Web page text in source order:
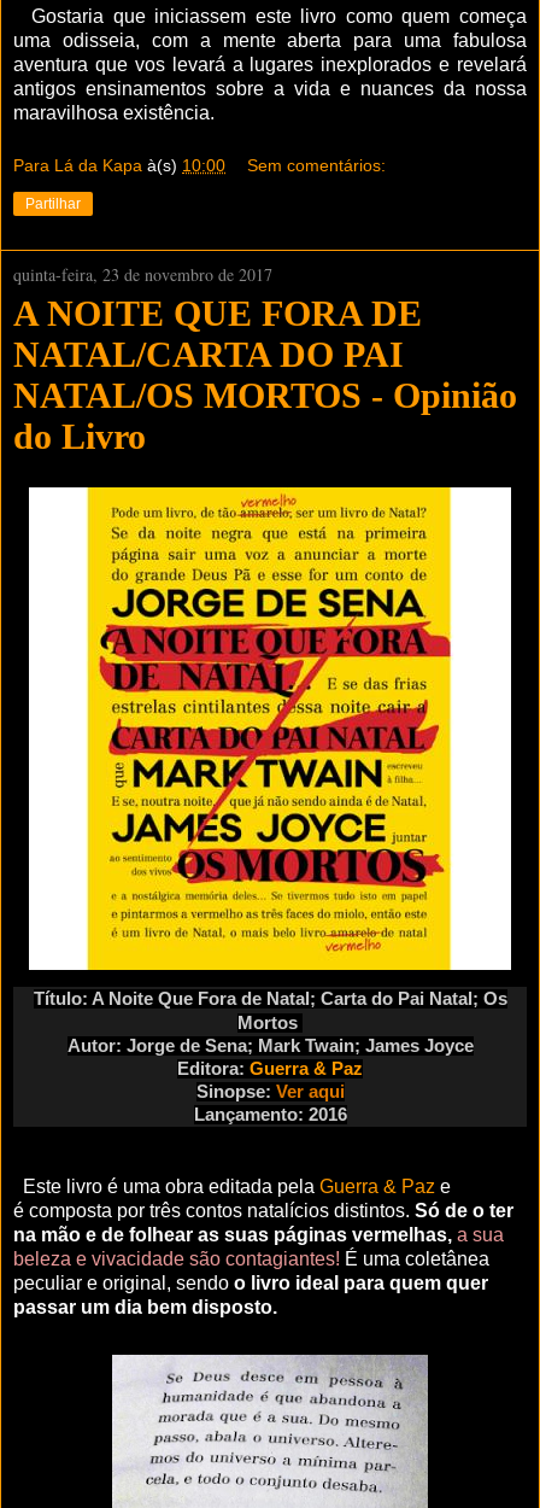
Gostaria que iniciassem este livro como quem começa
uma odisseia, com a mente aberta para uma fabulosa
aventura que vos levará a lugares inexplorados e revelará
antigos ensinamentos sobre a vida e nuances da nossa
maravilhosa existência.
Para Lá da Kapa à(s) 10:00 Sem comentários:
Partilhar
quinta-feira, 23 de novembro de 2017
A NOITE QUE FORA DE
NATAL/CARTA DO PAI
NATAL/OS MORTOS - Opinião
do Livro
Título: A Noite Que Fora de Natal; Carta do Pai Natal; Os
Mortos
Autor: Jorge de Sena; Mark Twain; James Joyce
Editora: Guerra & Paz
Sinopse: Ver aqui
Lançamento: 2016
Este livro é uma obra editada pela Guerra & Paz e
é composta por três contos natalícios distintos. Só de o ter
na mão e de folhear as suas páginas vermelhas, a sua
beleza e vivacidade são contagiantes! É uma coletânea
peculiar e original, sendo o livro ideal para quem quer
passar um dia bem disposto.